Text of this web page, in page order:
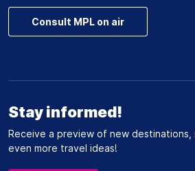
Consult MPL on air
Stay informed!
Receive a preview of new
even more travel ideas!